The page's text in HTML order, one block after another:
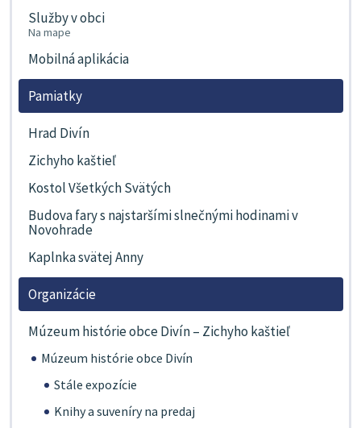
Služby v obci
Na mape
Mobilná aplikácia
Pamiatky
Hrad Divín
Zichyho kaštieľ
Kostol Všetkých Svätých
Budova fary s najstaršími slnečnými hodinami v
Novohrade
Kaplnka svätej Anny
Organizácie
Múzeum histórie obce Divín – Zichyho kaštieľ
Múzeum histórie obce Divín
Stále expozície
Knihy a suveníry na predaj